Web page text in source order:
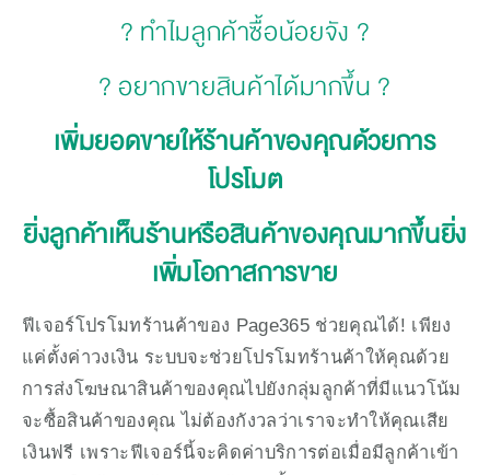
? ทำไมลูกค้าซื้อน้อยจัง ?
? อยากขายสินค้าได้มากขึ้น ?
เพิ่มยอดขายให้ร้านค้าของคุณด้วยการ
โปรโมต
ยิ่งลูกค้าเห็นร้านหรือสินค้าของคุณมากขึ้นยิ่ง
เพิ่มโอกาสการขาย
ฟีเจอร์โปรโมทร้านค้าของ Page365 ช่วยคุณได้! เพียง
แค่ตั้งค่าวงเงิน ระบบจะช่วยโปรโมทร้านค้าให้คุณด้วย
การส่งโฆษณาสินค้าของคุณไปยังกลุ่มลูกค้าที่มีแนวโน้ม
จะซื้อสินค้าของคุณ ไม่ต้องกังวลว่าเราจะทำให้คุณเสีย
เงินฟรี เพราะฟีเจอร์นี้จะคิดค่าบริการต่อเมื่อมีลูกค้าเข้า